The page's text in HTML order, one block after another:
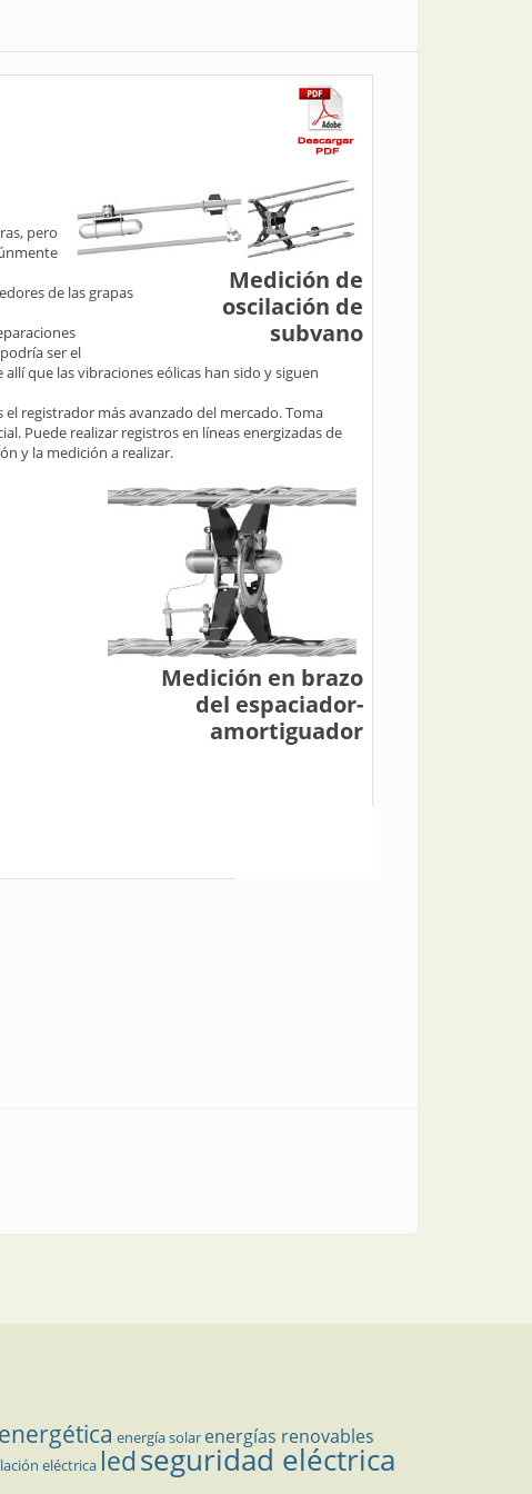
Medición de
oscilación de
subvano
pero
de las grapas
ser el
que las vibraciones eólicas han sido y siguen
registrador más avanzado del mercado. Toma
Puede realizar registros en líneas energizadas de
y la medición a realizar.
Medición en brazo
del espaciador-
amortiguador
energía solar energías renovables
eléctrica ledseguridad eléctrica